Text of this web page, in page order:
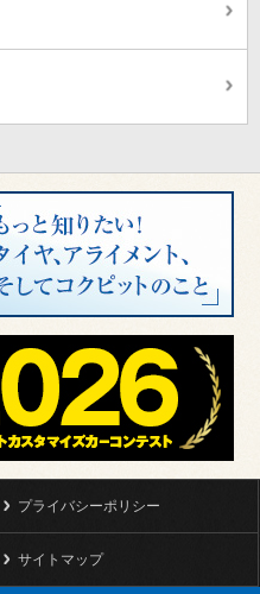
プライバシーポリシー
サイトマップ